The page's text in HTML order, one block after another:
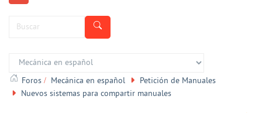
Foros Mecánica en español
Petición de Manuales
Nuevos sistemas para compartir manuales